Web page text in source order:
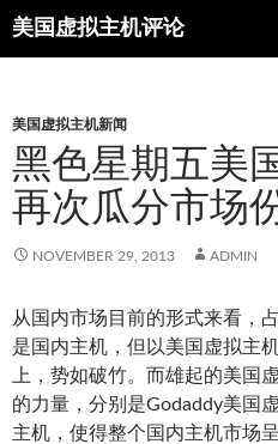
美国虚拟主机评论
Search
美国虚拟主机新闻
黑色星期五美
再次瓜分市场
NOVEMBER 29, 2013 ADMIN
从国内市场目前的形式来看，
是国内主机，但以美国虚拟主
上，势如破竹。而雄起的美国
的力量，分别是Godaddy美国
主机，使得整个国内主机市场